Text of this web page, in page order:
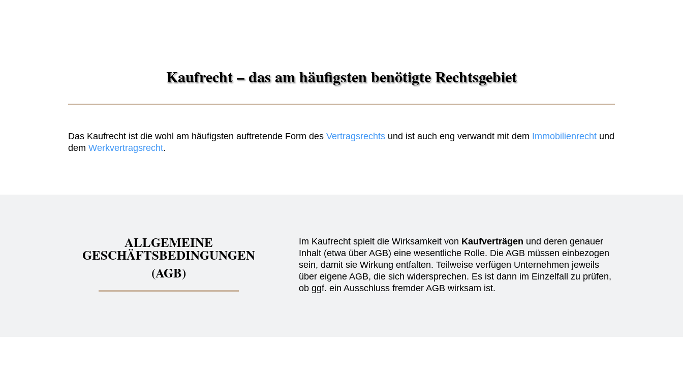
Kaufrecht – das am häufigsten benötigte Rechtsgebiet
Das Kaufrecht ist die wohl am häufigsten auftretende Form desVertragsrechts und ist auch eng verwandt mit dem Immobilienrecht und
demWerkvertragsrecht.
ALLGEMEINE
GESCHÄFTSBEDINGUNGEN
(AGB)
Im Kaufrecht spielt die Wirksamkeit von Kaufverträgen und deren genauer
Inhalt (etwa über AGB) eine wesentliche Rolle. Die AGB müssen einbezogen
sein, damit sie Wirkung entfalten. Teilweise verfügen Unternehmen jeweils
über eigene AGB, die sich widersprechen. Es ist dann im Einzelfall zu prüfen,
ob ggf. ein Ausschluss fremder AGB wirksam ist.